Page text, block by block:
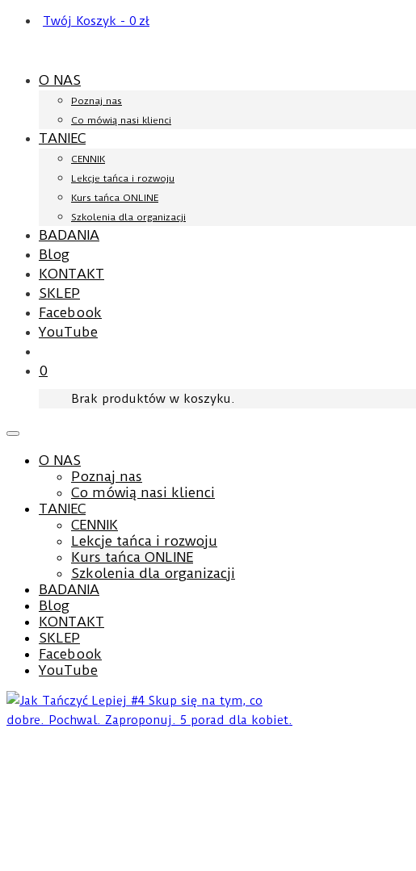
Twój Koszyk - 0 zł
O NAS
Poznaj nas
Co mówią nasi klienci
TANIEC
CENNIK
Lekcje tańca i rozwoju
Kurs tańca ONLINE
Szkolenia dla organizacji
BADANIA
Blog
KONTAKT
SKLEP
Facebook
YouTube
0
Brak produktów w koszyku.
O NAS
Poznaj nas
Co mówią nasi klienci
TANIEC
CENNIK
Lekcje tańca i rozwoju
Kurs tańca ONLINE
Szkolenia dla organizacji
BADANIA
Blog
KONTAKT
SKLEP
Facebook
YouTube